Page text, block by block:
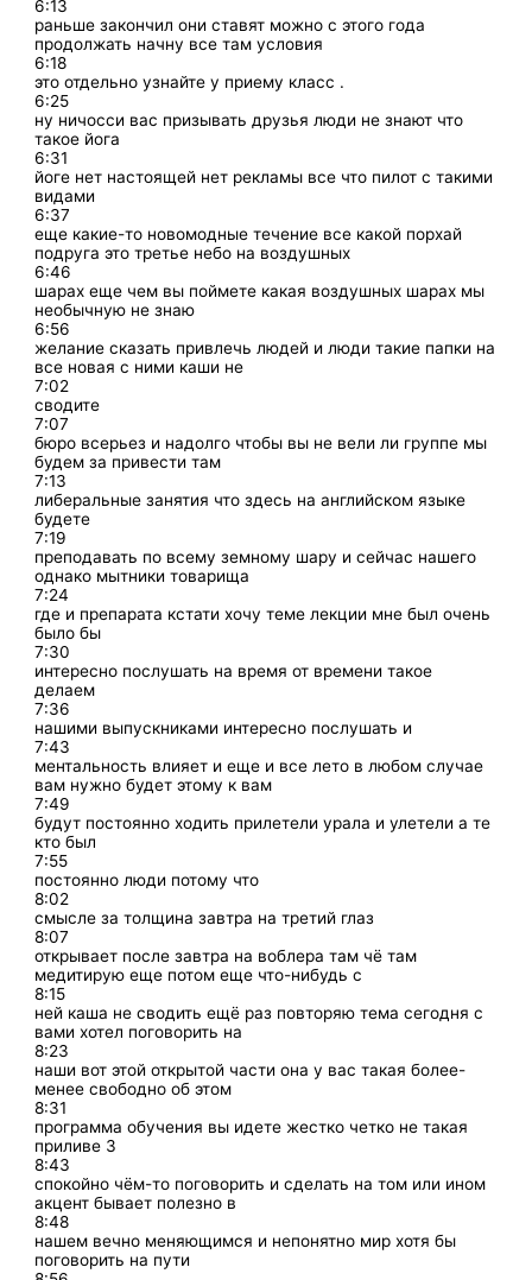
6:13
раньше закончил они ставят можно с этого года
продолжать начну все там условия
6:18
это отдельно узнайте у приему класс .
6:25
ну ничосси вас призывать друзья люди не знают что
такое йога
6:31
йоге нет настоящей нет рекламы все что пилот с такими
видами
6:37
еще какие-то новомодные течение все какой порхай
подруга это третье небо на воздушных
6:46
шарах еще чем вы поймете какая воздушных шарах мы
необычную не знаю
6:56
желание сказать привлечь людей и люди такие папки на
все новая с ними каши не
7:02
сводите
7:07
бюро всерьез и надолго чтобы вы не вели ли группе мы
будем за привести там
7:13
либеральные занятия что здесь на английском языке
будете
7:19
преподавать по всему земному шару и сейчас нашего
однако мытники товарища
7:24
где и препарата кстати хочу теме лекции мне был очень
было бы
7:30
интересно послушать на время от времени такое
делаем
7:36
нашими выпускниками интересно послушать и
7:43
ментальность влияет и еще и все лето в любом случае
вам нужно будет этому к вам
7:49
будут постоянно ходить прилетели урала и улетели а те
кто был
7:55
постоянно люди потому что
8:02
смысле за толщина завтра на третий глаз
8:07
открывает после завтра на воблера там чё там
медитирую еще потом еще что-нибудь с
8:15
ней каша не сводить ещё раз повторяю тема сегодня с
вами хотел поговорить на
8:23
наши вот этой открытой части она у вас такая более-
менее свободно об этом
8:31
программа обучения вы идете жестко четко не такая
приливе 3
8:43
спокойно чём-то поговорить и сделать на том или ином
акцент бывает полезно в
8:48
нашем вечно меняющимся и непонятно мир хотя бы
поговорить на пути